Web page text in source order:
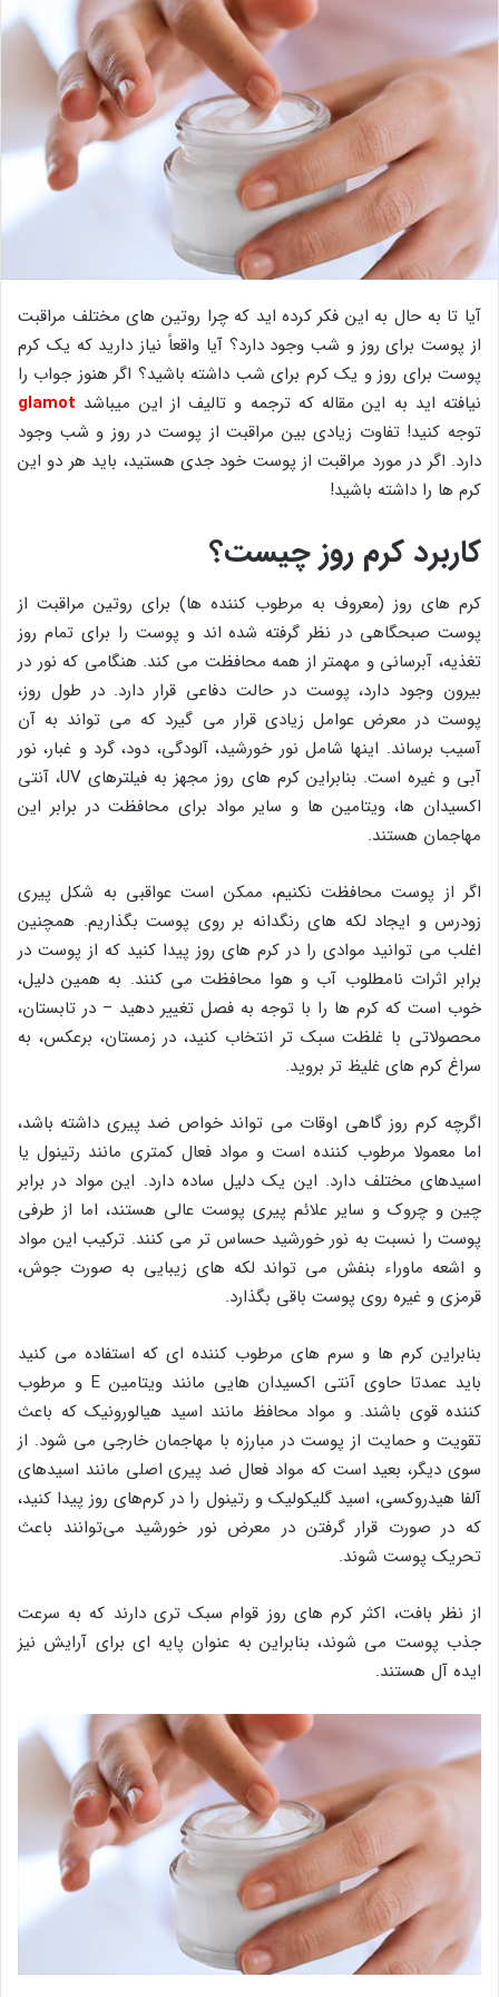
آیا تا به حال به این فکر کرده اید که چرا روتین های مختلف مراقبت
از پوست برای روز و شب وجود دارد؟ آیا واقعاً نیاز دارید که یک کرم
پوست برای روز و یک کرم برای شب داشته باشید؟ اگر هنوز جواب را
نیافته اید به این مقاله که ترجمه و تالیف از این میباشد glamot
توجه کنید! تفاوت زیادی بین مراقبت از پوست در روز و شب وجود
دارد. اگر در مورد مراقبت از پوست خود جدی هستید، باید هر دو این
کرم ها را داشته باشید!
کاربرد کرم روز چیست؟
کرم های روز (معروف به مرطوب کننده ها) برای روتین مراقبت از
پوست صبحگاهی در نظر گرفته شده اند و پوست را برای تمام روز
تغذیه، آبرسانی و مهمتر از همه محافظت می کند. هنگامی که نور در
بیرون وجود دارد، پوست در حالت دفاعی قرار دارد. در طول روز،
پوست در معرض عوامل زیادی قرار می گیرد که می تواند به آن
آسیب برساند. اینها شامل نور خورشید، آلودگی، دود، گرد و غبار، نور
آبی و غیره است. بنابراین کرم های روز مجهز به فیلترهای UV، آنتی
اکسیدان ها، ویتامین ها و سایر مواد برای محافظت در برابر این
مهاجمان هستند.
اگر از پوست محافظت نکنیم، ممکن است عواقبی به شکل پیری
زودرس و ایجاد لکه های رنگدانه بر روی پوست بگذاریم. همچنین
اغلب می توانید موادی را در کرم های روز پیدا کنید که از پوست در
برابر اثرات نامطلوب آب و هوا محافظت می کنند. به همین دلیل،
خوب است که کرم ها را با توجه به فصل تغییر دهید – در تابستان،
محصولاتی با غلظت سبک تر انتخاب کنید، در زمستان، برعکس، به
سراغ کرم های غلیظ تر بروید.
اگرچه کرم روز گاهی اوقات می تواند خواص ضد پیری داشته باشد،
اما معمولا مرطوب کننده است و مواد فعال کمتری مانند رتینول یا
اسیدهای مختلف دارد. این یک دلیل ساده دارد. این مواد در برابر
چین و چروک و سایر علائم پیری پوست عالی هستند، اما از طرفی
پوست را نسبت به نور خورشید حساس تر می کنند. ترکیب این مواد
و اشعه ماوراء بنفش می تواند لکه های زیبایی به صورت جوش،
قرمزی و غیره روی پوست باقی بگذارد.
بنابراین کرم ها و سرم های مرطوب کننده ای که استفاده می کنید
باید عمدتا حاوی آنتی اکسیدان هایی مانند ویتامین E و مرطوب
کننده قوی باشند. و مواد محافظ مانند اسید هیالورونیک که باعث
تقویت و حمایت از پوست در مبارزه با مهاجمان خارجی می شود. از
سوی دیگر، بعید است که مواد فعال ضد پیری اصلی مانند اسیدهای
آلفا هیدروکسی، اسید گلیکولیک و رتینول را در کرم‌های روز پیدا کنید،
که در صورت قرار گرفتن در معرض نور خورشید می‌توانند باعث
تحریک پوست شوند.
از نظر بافت، اکثر کرم های روز قوام سبک تری دارند که به سرعت
جذب پوست می شوند، بنابراین به عنوان پایه ای برای آرایش نیز
ایده آل هستند.